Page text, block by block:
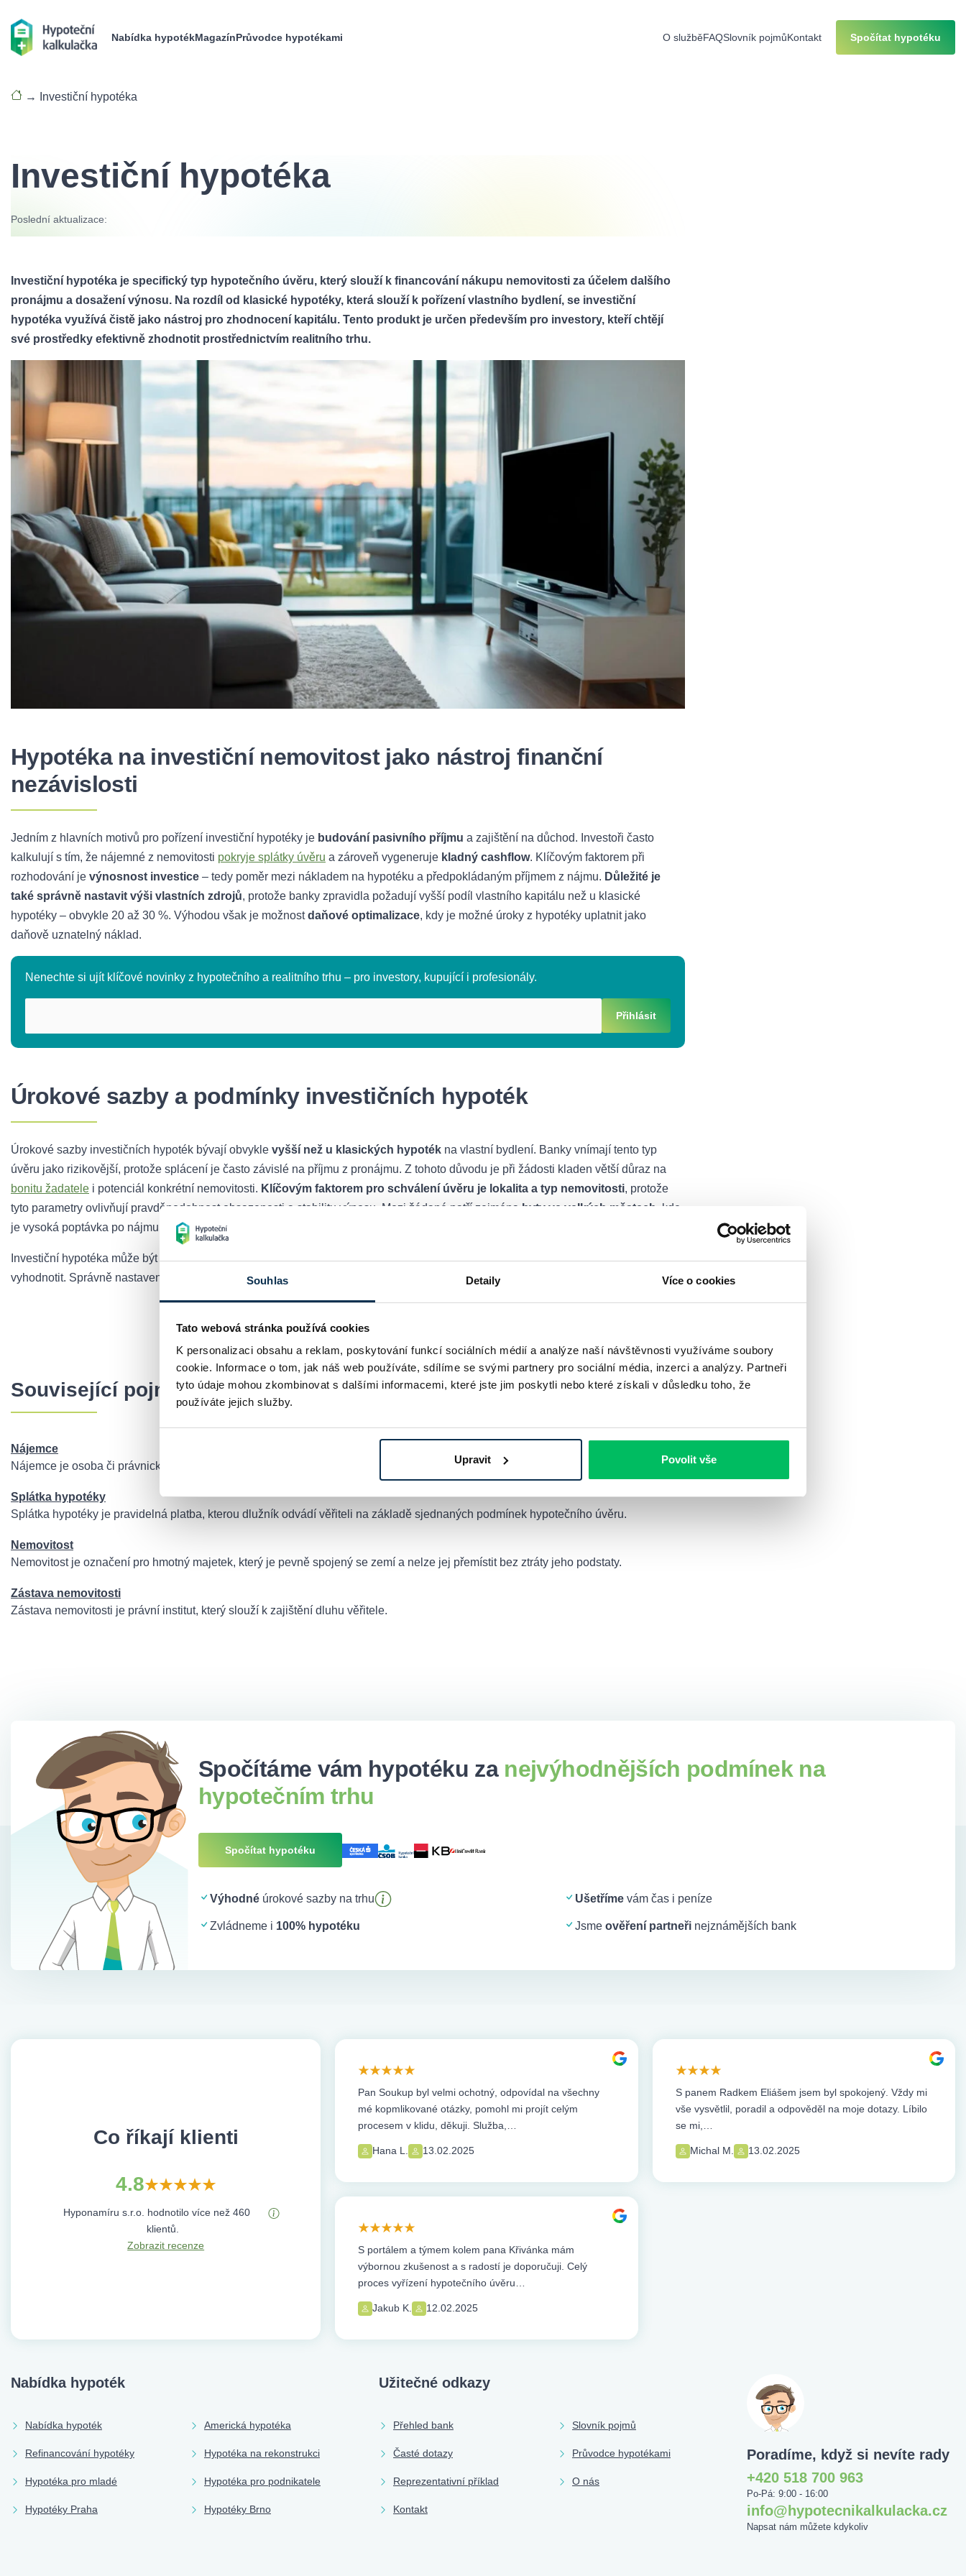
Souhlas Detaily Více o cookies
Tato webová stránka používá cookies
K personalizaci obsahu a reklam, poskytování funkcí sociálních médií a analýze naší návštěvnosti využíváme soubory
cookie. Informace o tom, jak náš web používáte, sdílíme se svými partnery pro sociální média, inzerci a analýzy. Partneři
tyto údaje mohou zkombinovat s dalšími informacemi, které jste jim poskytli nebo které získali v důsledku toho, že
používáte jejich služby.
Upravit Povolit vše
Nabídka hypotékMagazínPrůvodce hypotékami O služběFAQSlovník pojmůKontakt Spočítat hypotéku
→ Investiční hypotéka
Investiční hypotéka
Poslední aktualizace:
Investiční hypotéka je specifický typ hypotečního úvěru, který slouží k financování nákupu nemovitosti za účelem dalšího
pronájmu a dosažení výnosu. Na rozdíl od klasické hypotéky, která slouží k pořízení vlastního bydlení, se investiční
hypotéka využívá čistě jako nástroj pro zhodnocení kapitálu. Tento produkt je určen především pro investory, kteří chtějí
své prostředky efektivně zhodnotit prostřednictvím realitního trhu.
Hypotéka na investiční nemovitost jako nástroj finanční
nezávislosti
Jedním z hlavních motivů pro pořízení investiční hypotéky je budování pasivního příjmu a zajištění na důchod. Investoři často
kalkulují s tím, že nájemné z nemovitosti pokryje splátky úvěru a zároveň vygeneruje kladný cashflow. Klíčovým faktorem při
rozhodování je výnosnost investice – tedy poměr mezi nákladem na hypotéku a předpokládaným příjmem z nájmu. Důležité je
také správně nastavit výši vlastních zdrojů, protože banky zpravidla požadují vyšší podíl vlastního kapitálu než u klasické
hypotéky – obvykle 20 až 30 %. Výhodou však je možnostdaňové optimalizace, kdy je možné úroky z hypotéky uplatnit jako
daňově uznatelný náklad.
Nenechte si ujít klíčové novinky z hypotečního a realitního trhu – pro investory, kupující i profesionály.
Přihlásit
Úrokové sazby a podmínky investičních hypoték
Úrokové sazby investičních hypoték bývají obvykle vyšší než u klasických hypoték na vlastní bydlení. Banky vnímají tento typ
úvěru jako rizikovější, protože splácení je často závislé na příjmu z pronájmu. Z tohoto důvodu je při žádosti kladen větší důraz na
bonitu žadatele i potenciál konkrétní nemovitosti. Klíčovým faktorem pro schválení úvěru je lokalita a typ nemovitosti, protože
tyto parametry ovlivňují pravděpodobnost obsazenosti a stabilitu výnosu. Mezi žádané patří zejména byty ve velkých městech
, kde
je vysoká poptávka po nájmu.
Investiční hypotéka může být velmi výhodným finančním nástrojem, ale zároveň s sebou nese rizika, která je nutné pečlivě
vyhodnotit. Správně nastavená strategie, výběr vhodné nemovitosti a zodpovědné plánování jsou základem dlouhodobého úspěchu.
Chci si spočítat investiční hypotéku online
Související pojmy
Nájemce
Nájemce je osoba či právnický subjekt, který si na základě nájemní smlouvy pronajímá nemovitost nebo jinou věc od pronajímatele.
Splátka hypotéky
Splátka hypotéky je pravidelná platba, kterou dlužník odvádí věřiteli na základě sjednaných podmínek hypotečního úvěru.
Nemovitost
Nemovitost je označení pro hmotný majetek, který je pevně spojený se zemí a nelze jej přemístit bez ztráty jeho podstaty.
Zástava nemovitosti
Zástava nemovitosti je právní institut, který slouží k zajištění dluhu věřitele.
Spočítáme vám hypotéku za nejvýhodnějších podmínek na
hypotečním trhu
Spočítat hypotéku
Výhodné úrokové sazby na trhu Ušetříme vám čas i peníze
Zvládneme i 100% hypotéku Jsme ověření partneři nejznámějších bank
Co říkají klienti
4.8
Hyponamíru s.r.o. hodnotilo více než 460
klientů.
Zobrazit recenze
Pan Soukup byl velmi ochotný, odpovídal na všechny
mé kopmlikované otázky, pomohl mi projít celým
procesem v klidu, děkuji. Služba,…
Hana L. 13.02.2025
S panem Radkem Eliášem jsem byl spokojený. Vždy mi
vše vysvětlil, poradil a odpověděl na moje dotazy. Líbilo
se mi,…
Michal M. 13.02.2025
S portálem a týmem kolem pana Křivánka mám
výbornou zkušenost a s radostí je doporučuji. Celý
proces vyřízení hypotečního úvěru…
Jakub K. 12.02.2025
Nabídka hypoték
Nabídka hypoték Americká hypotéka
Refinancování hypotéky Hypotéka na rekonstrukci
Hypotéka pro mladé Hypotéka pro podnikatele
Hypotéky Praha Hypotéky Brno
Užitečné odkazy
Přehled bank Slovník pojmů
Časté dotazy Průvodce hypotékami
Reprezentativní příklad O nás
Kontakt
Poradíme, když si nevíte rady
+420 518 700 963
Po-Pá: 9:00 - 16:00
info@hypotecnikalkulacka.cz
Napsat nám můžete kdykoliv